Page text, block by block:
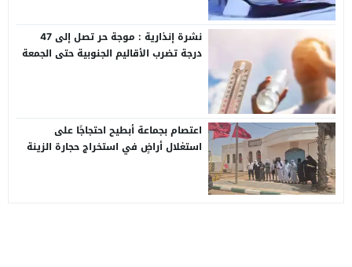
نشرة إنذارية : موجة حر تصل إلى 47
درجة تضرب الأقاليم الجنوبية حتى الجمعة
اعتصام بجماعة أبطيح احتجاجًا على
استغلال أراضٍ في استخراج حجارة الزينة